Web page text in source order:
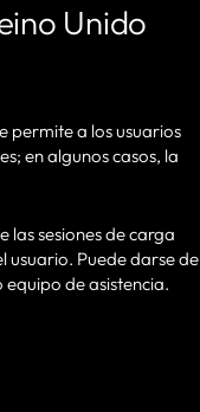
Unido
permite a los usuarios
en algunos casos, la
sesiones de carga
usuario. Puede darse de
de asistencia.